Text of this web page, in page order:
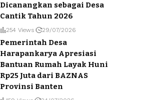
Dicanangkan sebagai Desa
Cantik Tahun 2026
254 Views 29/07/2026
Pemerintah Desa
Harapankarya Apresiasi
Bantuan Rumah Layak Huni
Rp25 Juta dari BAZNAS
Provinsi Banten